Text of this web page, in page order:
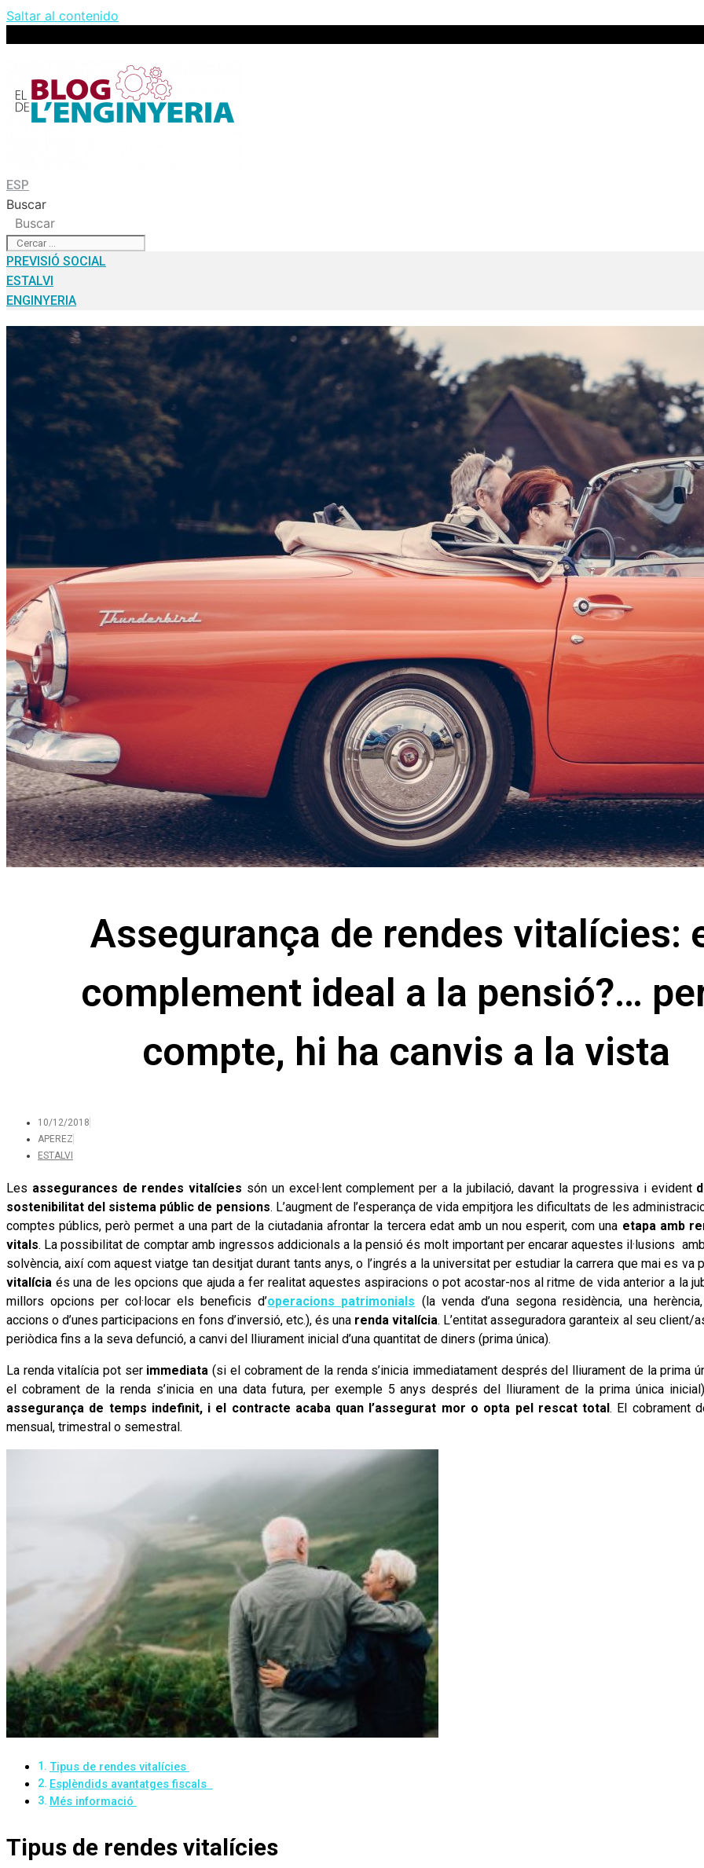
Saltar al contenido
ESP
Buscar
Buscar
PREVISIÓ SOCIAL
ESTALVI
ENGINYERIA
Assegurança de rendes vitalícies:
complement ideal a la pensió?…
compte, hi ha canvis a la vista
10/12/2018
APEREZ
ESTALVI
Les assegurances de rendes vitalícies són un excel·lent complement per a la jubilació, davant la progressiva i evident
sostenibilitat del sistema públic de pensions. L’augment de l’esperança de vida empitjora les dificultats de les
comptes públics, però permet a una part de la ciutadania afrontar la tercera edat amb un nou esperit, com una etapa amb
vitals. La possibilitat de comptar amb ingressos addicionals a la pensió és molt important per encarar aquestes il·lusions
solvència, així com aquest viatge tan desitjat durant tants anys, o l’ingrés a la universitat per estudiar la carrera que mai es va
vitalícia és una de les opcions que ajuda a fer realitat aquestes aspiracions o pot acostar-nos al ritme de vida anterior a la
millors opcions per col·locar els beneficis d’operacions patrimonials (la venda d’una segona residència, una herència,
accions o d’unes participacions en fons d’inversió, etc.), és una renda vitalícia. L’entitat asseguradora garanteix al seu client/
periòdica fins a la seva defunció, a canvi del lliurament inicial d’una quantitat de diners (prima única).
La renda vitalícia pot ser immediata (si el cobrament de la renda s’inicia immediatament després del lliurament de la prima
el cobrament de la renda s’inicia en una data futura, per exemple 5 anys després del lliurament de la prima única
assegurança de temps indefinit, i el contracte acaba quan l’assegurat mor o opta pel rescat total. El cobrament
mensual, trimestral o semestral.
Tipus de rendes vitalícies
Esplèndids avantatges fiscals
Més informació
Tipus de rendes vitalícies